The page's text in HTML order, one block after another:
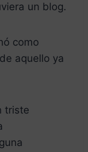
un blog.
como
aquello ya
triste